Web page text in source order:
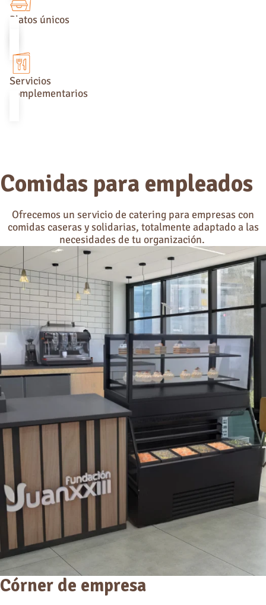
Platos únicos
Servicios
complementarios
Comidas para empleados
Ofrecemos un servicio de catering para empresas con
comidas caseras y solidarias, totalmente adaptado a las
necesidades de tu organización.
Córner de empresa